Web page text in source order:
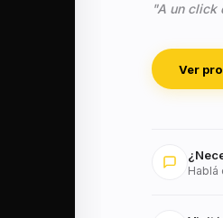
"A un click
Ver
Hablá